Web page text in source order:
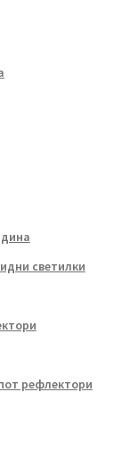
светилки
рефлектори